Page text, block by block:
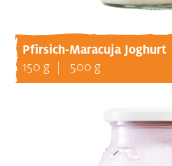
Pfirsich-Maracuja Joghurt
150 g 500 g